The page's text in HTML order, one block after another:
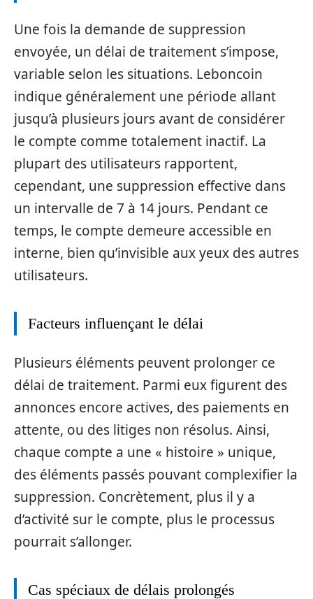
Une fois la demande de suppression
envoyée, un délai de traitement s’impose,
variable selon les situations. Leboncoin
indique généralement une période allant
jusqu’à plusieurs jours avant de considérer
le compte comme totalement inactif. La
plupart des utilisateurs rapportent,
cependant, une suppression effective dans
un intervalle de 7 à 14 jours. Pendant ce
temps, le compte demeure accessible en
interne, bien qu’invisible aux yeux des autres
utilisateurs.
Facteurs influençant le délai
Plusieurs éléments peuvent prolonger ce
délai de traitement. Parmi eux figurent des
annonces encore actives, des paiements en
attente, ou des litiges non résolus. Ainsi,
chaque compte a une « histoire » unique,
des éléments passés pouvant complexifier la
suppression. Concrètement, plus il y a
d’activité sur le compte, plus le processus
pourrait s’allonger.
Cas spéciaux de délais prolongés